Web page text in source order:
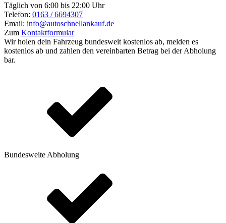
Täglich von 6:00 bis 22:00 Uhr
Telefon: 0163 / 6694307
Email: info@autoschnellankauf.de
Zum Kontaktformular
Wir holen dein Fahrzeug bundesweit kostenlos ab, melden es
kostenlos ab und zahlen den vereinbarten Betrag bei der Abholung
bar.
Bundesweite Abholung